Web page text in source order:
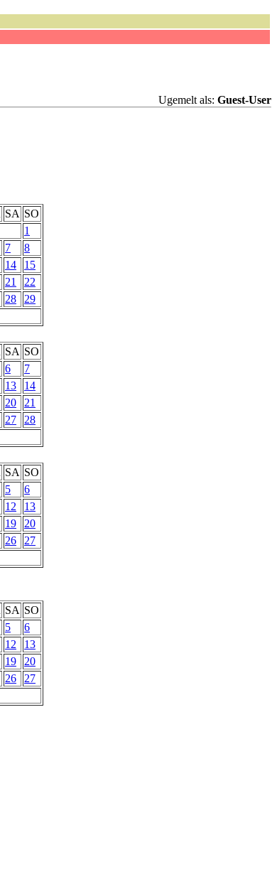
Ugemelt als: Guest-User
SA SO
1
7
8
14
15
21
22
28
29
SA SO
6
7
13
14
20
21
27
28
SA SO
5
6
12
13
19
20
26
27
SA SO
5
6
12
13
19
20
26
27